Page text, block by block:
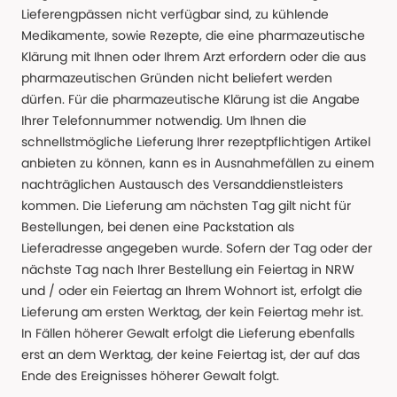
Lieferengpässen nicht verfügbar sind, zu kühlende
Medikamente, sowie Rezepte, die eine pharmazeutische
Klärung mit Ihnen oder Ihrem Arzt erfordern oder die aus
pharmazeutischen Gründen nicht beliefert werden
dürfen. Für die pharmazeutische Klärung ist die Angabe
Ihrer Telefonnummer notwendig. Um Ihnen die
schnellstmögliche Lieferung Ihrer rezeptpflichtigen Artikel
anbieten zu können, kann es in Ausnahmefällen zu einem
nachträglichen Austausch des Versanddienstleisters
kommen. Die Lieferung am nächsten Tag gilt nicht für
Bestellungen, bei denen eine Packstation als
Lieferadresse angegeben wurde. Sofern der Tag oder der
nächste Tag nach Ihrer Bestellung ein Feiertag in NRW
und / oder ein Feiertag an Ihrem Wohnort ist, erfolgt die
Lieferung am ersten Werktag, der kein Feiertag mehr ist.
In Fällen höherer Gewalt erfolgt die Lieferung ebenfalls
erst an dem Werktag, der keine Feiertag ist, der auf das
Ende des Ereignisses höherer Gewalt folgt.